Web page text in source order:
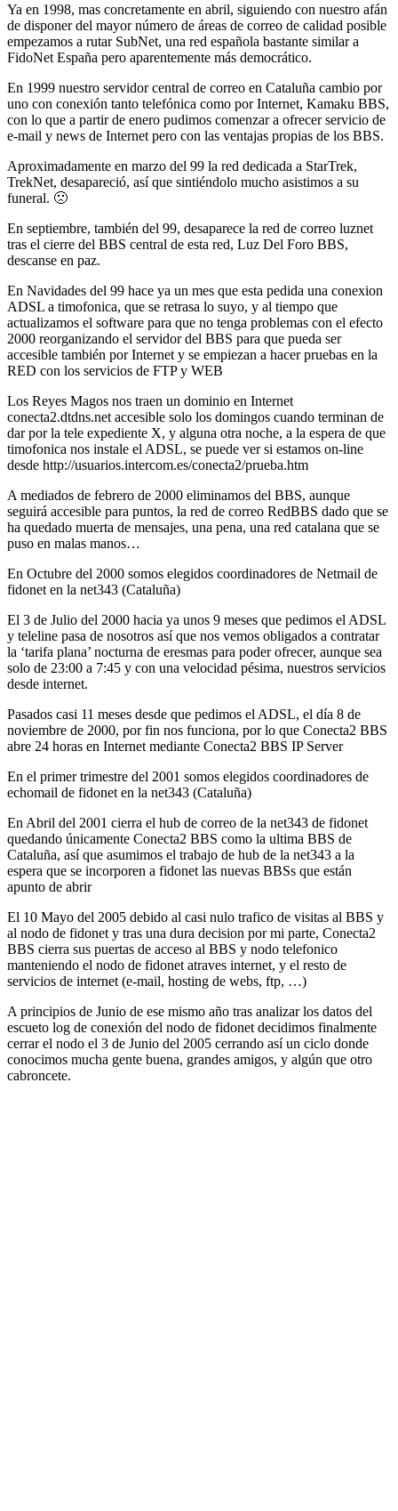
Ya en 1998, mas concretamente en abril, siguiendo con nuestro afán
de disponer del mayor número de áreas de correo de calidad posible
empezamos a rutar SubNet, una red española bastante similar a
FidoNet España pero aparentemente más democrático.
En 1999 nuestro servidor central de correo en Cataluña cambio por
uno con conexión tanto telefónica como por Internet, Kamaku BBS,
con lo que a partir de enero pudimos comenzar a ofrecer servicio de
e-mail y news de Internet pero con las ventajas propias de los BBS.
Aproximadamente en marzo del 99 la red dedicada a StarTrek,
TrekNet, desapareció, así que sintiéndolo mucho asistimos a su
funeral. 🙁
En septiembre, también del 99, desaparece la red de correo luznet
tras el cierre del BBS central de esta red, Luz Del Foro BBS,
descanse en paz.
En Navidades del 99 hace ya un mes que esta pedida una conexion
ADSL a timofonica, que se retrasa lo suyo, y al tiempo que
actualizamos el software para que no tenga problemas con el efecto
2000 reorganizando el servidor del BBS para que pueda ser
accesible también por Internet y se empiezan a hacer pruebas en la
RED con los servicios de FTP y WEB
Los Reyes Magos nos traen un dominio en Internet
conecta2.dtdns.net accesible solo los domingos cuando terminan de
dar por la tele expediente X, y alguna otra noche, a la espera de que
timofonica nos instale el ADSL, se puede ver si estamos on-line
desde http://usuarios.intercom.es/conecta2/prueba.htm
A mediados de febrero de 2000 eliminamos del BBS, aunque
seguirá accesible para puntos, la red de correo RedBBS dado que se
ha quedado muerta de mensajes, una pena, una red catalana que se
puso en malas manos…
En Octubre del 2000 somos elegidos coordinadores de Netmail de
fidonet en la net343 (Cataluña)
El 3 de Julio del 2000 hacia ya unos 9 meses que pedimos el ADSL
y teleline pasa de nosotros así que nos vemos obligados a contratar
la ‘tarifa plana’ nocturna de eresmas para poder ofrecer, aunque sea
solo de 23:00 a 7:45 y con una velocidad pésima, nuestros servicios
desde internet.
Pasados casi 11 meses desde que pedimos el ADSL, el día 8 de
noviembre de 2000, por fin nos funciona, por lo que Conecta2 BBS
abre 24 horas en Internet mediante Conecta2 BBS IP Server
En el primer trimestre del 2001 somos elegidos coordinadores de
echomail de fidonet en la net343 (Cataluña)
En Abril del 2001 cierra el hub de correo de la net343 de fidonet
quedando únicamente Conecta2 BBS como la ultima BBS de
Cataluña, así que asumimos el trabajo de hub de la net343 a la
espera que se incorporen a fidonet las nuevas BBSs que están
apunto de abrir
El 10 Mayo del 2005 debido al casi nulo trafico de visitas al BBS y
al nodo de fidonet y tras una dura decision por mi parte, Conecta2
BBS cierra sus puertas de acceso al BBS y nodo telefonico
manteniendo el nodo de fidonet atraves internet, y el resto de
servicios de internet (e-mail, hosting de webs, ftp, …)
A principios de Junio de ese mismo año tras analizar los datos del
escueto log de conexión del nodo de fidonet decidimos finalmente
cerrar el nodo el 3 de Junio del 2005 cerrando así un ciclo donde
conocimos mucha gente buena, grandes amigos, y algún que otro
cabroncete.